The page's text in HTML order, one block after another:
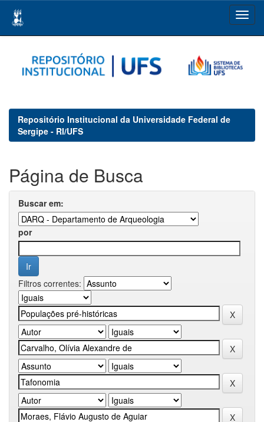
navigation
Repositório Institucional da Universidade Federal de
Sergipe - RI/UFS
Página de Busca
Buscar em:
por
Filtros correntes: